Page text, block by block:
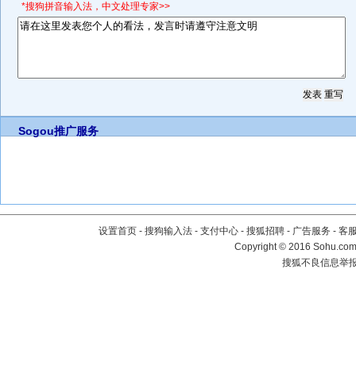
*搜狗拼音输入法，中文处理专家>>
Sogou推广服务
设置首页 - 搜狗输入法 - 支付中心 - 搜狐招聘 - 广告服务 - 客
Copyright©2016
搜狐不良信息举